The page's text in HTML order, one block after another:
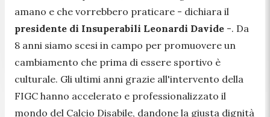
amano e che vorrebbero praticare - dichiara il
presidente di Insuperabili Leonardi Davide -. Da
8 anni siamo scesi in campo per promuovere un
cambiamento che prima di essere sportivo è
culturale. Gli ultimi anni grazie all'intervento della
FIGC hanno accelerato e professionalizzato il
mondo del Calcio Disabile, dandone la giusta dignità